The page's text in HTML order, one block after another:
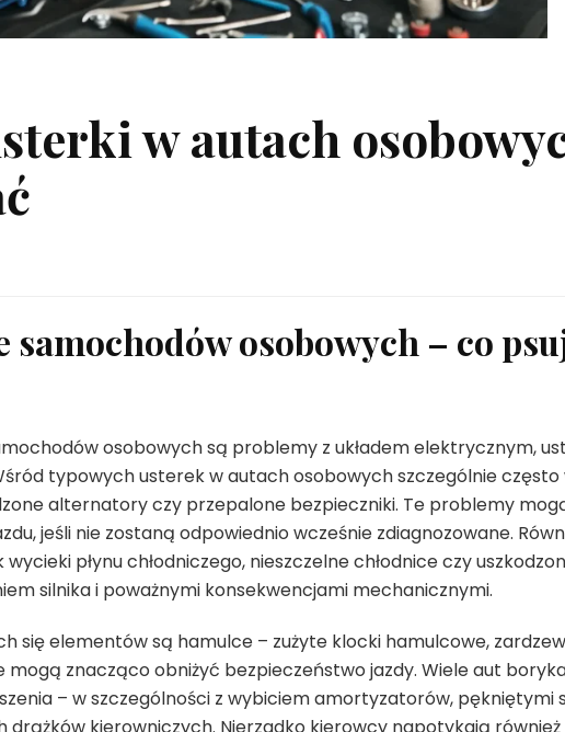
w autach
samochodów osobowych – co
osobowych są problemy z układem elektrycznym,
typowych usterek w autach osobowych szczególnie
alternatory czy przepalone bezpieczniki. Te problemy
jeśli nie zostaną odpowiednio wcześnie zdiagnozowane.
wycieki płynu chłodniczego, nieszczelne chłodnice czy
silnika i poważnymi konsekwencjami mechanicznymi.
się elementów są hamulce – zużyte klocki hamulcowe,
znacząco obniżyć bezpieczeństwo jazdy. Wiele aut
– w szczególności z wybiciem amortyzatorów, pękniętymi
drążków kierowniczych. Nierzadko kierowcy napotykają również